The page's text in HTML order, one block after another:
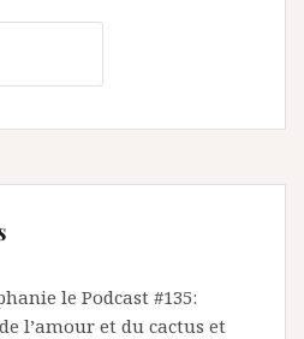
le Podcast #135:
l’amour et du cactus et